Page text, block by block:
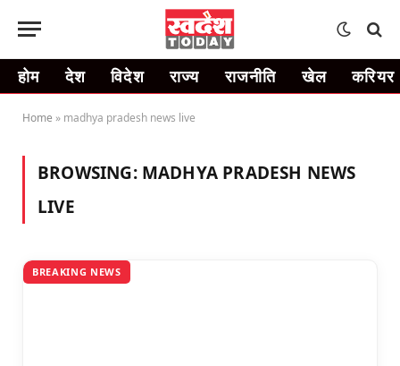
होम देश विदेश राज्य राजनीति खेल करियर
Home » madhya pradesh news live
BROWSING: MADHYA PRADESH NEWS
LIVE
BREAKING NEWS